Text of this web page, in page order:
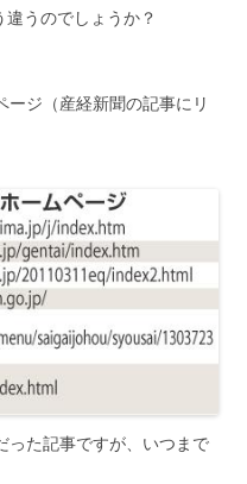
うのでしょうか？
ージ（産経新聞の記事にリ
った記事ですが、いつまで